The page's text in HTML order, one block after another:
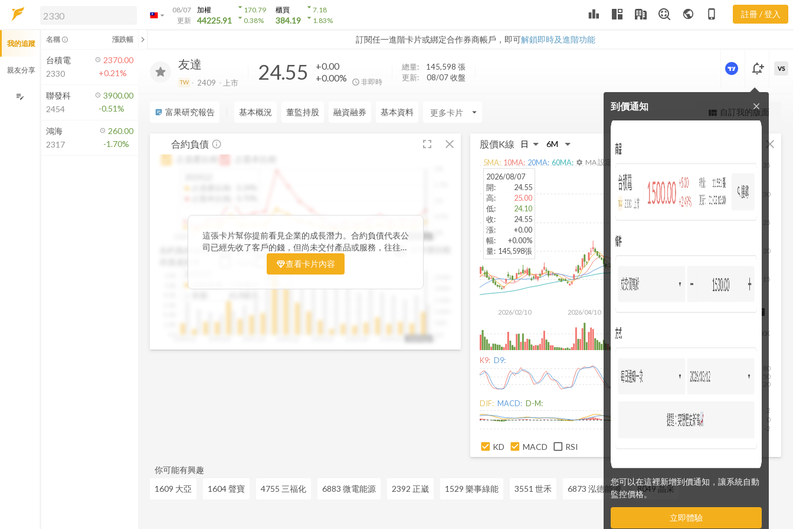
arrow_drop_down
08/07
更新
加權
44225.91
arrow_drop_down170.79
arrow_drop_down0.38%
櫃買
384.19
arrow_drop_down7.18
arrow_drop_down1.83% leaderboard public phone_iphone 註冊 / 登入
訂閱任一進階卡片或綁定合作券商帳戶，即可解鎖即時及進階功能
解鎖即時行情及進階功能
方案」，即可解鎖以下功能：
即時行情
即時市況與排行
成交金額熱力圖
前往方案訂閱
如何綁定合作券商
債
友達
TW 2409 上市 24.55
+0.00
+0.00%
非即時
總量: 145,598 張
更新:
08/07 收盤
更強大的進階價量圖表
notification_add
到價通知
您可以在這裡新增到價通知，讓系統自動
監控價格。
立即體驗
close
VS
sticky_note_2 富果研究報告 基本概況 董監持股 融資融券 基本資料 arrow_drop_down view_quilt 自訂我的版面
合約負債 fullscreen close
info_outline
2020Q4 2021Q3 2022Q2 2023Q1 2023Q4 2024Q3 2025Q2
合約負債成長率 QoQ YoY
YoY
這張卡片幫你提前看見企業的成長潛力。合約負債代表公
司已經先收了客戶的錢，但尚未交付產品或服務，往往是
未來營收的先行指標。透過觀察合約負債的季度變化與其
佔資產、股本的比例，你可以判斷企業手中訂單是否穩定
讓你在市場還沒反應前，就能搶先洞察企業的成長訊號。
查看卡片內容
股價K線 close
2026/02/10 2026/04/10
15
20
25
30
35
2026/08/07
500K
2026/08/07
開:
24.55
高:
25.00
低:
24.10
收:
24.55
漲:
+0.00
幅:
+0.00%
量: 145,598張
5MA: 10MA: 20MA: 60MA: settings MA 設定
K9: D9:
20
50
80
DIF: MACD: D-M:
-2
0
2
KD MACD RSI
你可能有興趣
1609 大亞
1604 聲寶 4755 三福化 6883 微電能源 2392 正崴 1529 樂事綠能 3551 世禾 6873 泓德能源 8049 晶采
我的追蹤
親友分享
edit_note
名稱 info_outline 漲跌幅 chevron_left
台積電
2330
2370.00
+0.21%
聯發科
2454
3900.00
-0.51%
鴻海
2317
260.00
-1.70%